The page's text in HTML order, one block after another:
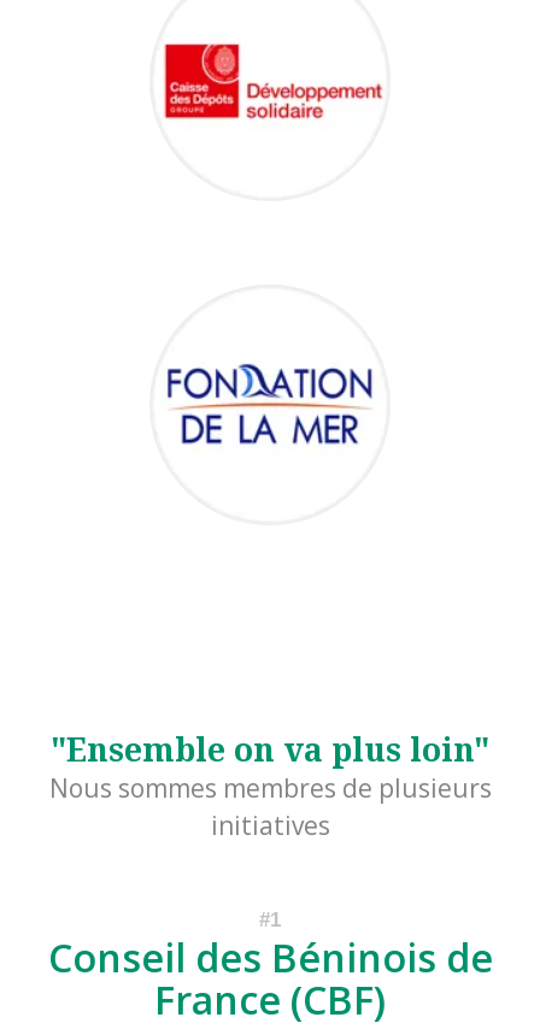
"Ensemble on va plus loin"
Nous sommes membres de plusieurs
initiatives
Conseil des Béninois de
France (CBF)